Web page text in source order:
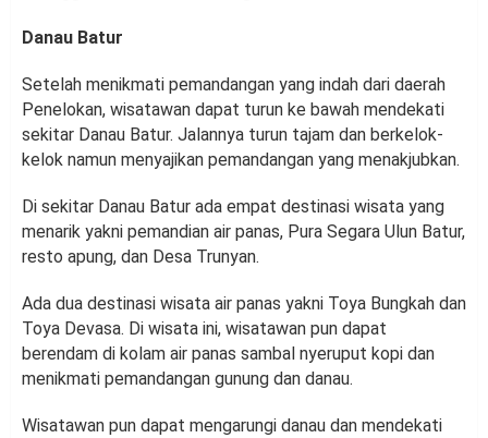
Danau Batur
Setelah menikmati pemandangan yang indah dari daerah
Penelokan, wisatawan dapat turun ke bawah mendekati
sekitar Danau Batur. Jalannya turun tajam dan berkelok-
kelok namun menyajikan pemandangan yang menakjubkan.
Di sekitar Danau Batur ada empat destinasi wisata yang
menarik yakni pemandian air panas, Pura Segara Ulun Batur,
resto apung, dan Desa Trunyan.
Ada dua destinasi wisata air panas yakni Toya Bungkah dan
Toya Devasa. Di wisata ini, wisatawan pun dapat
berendam di kolam air panas sambal nyeruput kopi dan
menikmati pemandangan gunung dan danau.
Wisatawan pun dapat mengarungi danau dan mendekati